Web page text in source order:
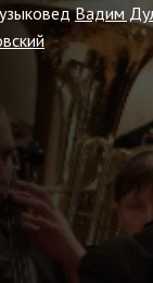
Вадим